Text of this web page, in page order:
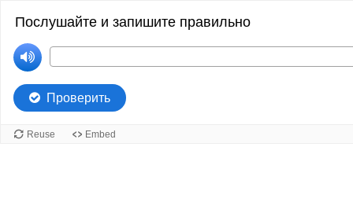
Послушайте и запишите правильно
Проверить
Reuse Embed